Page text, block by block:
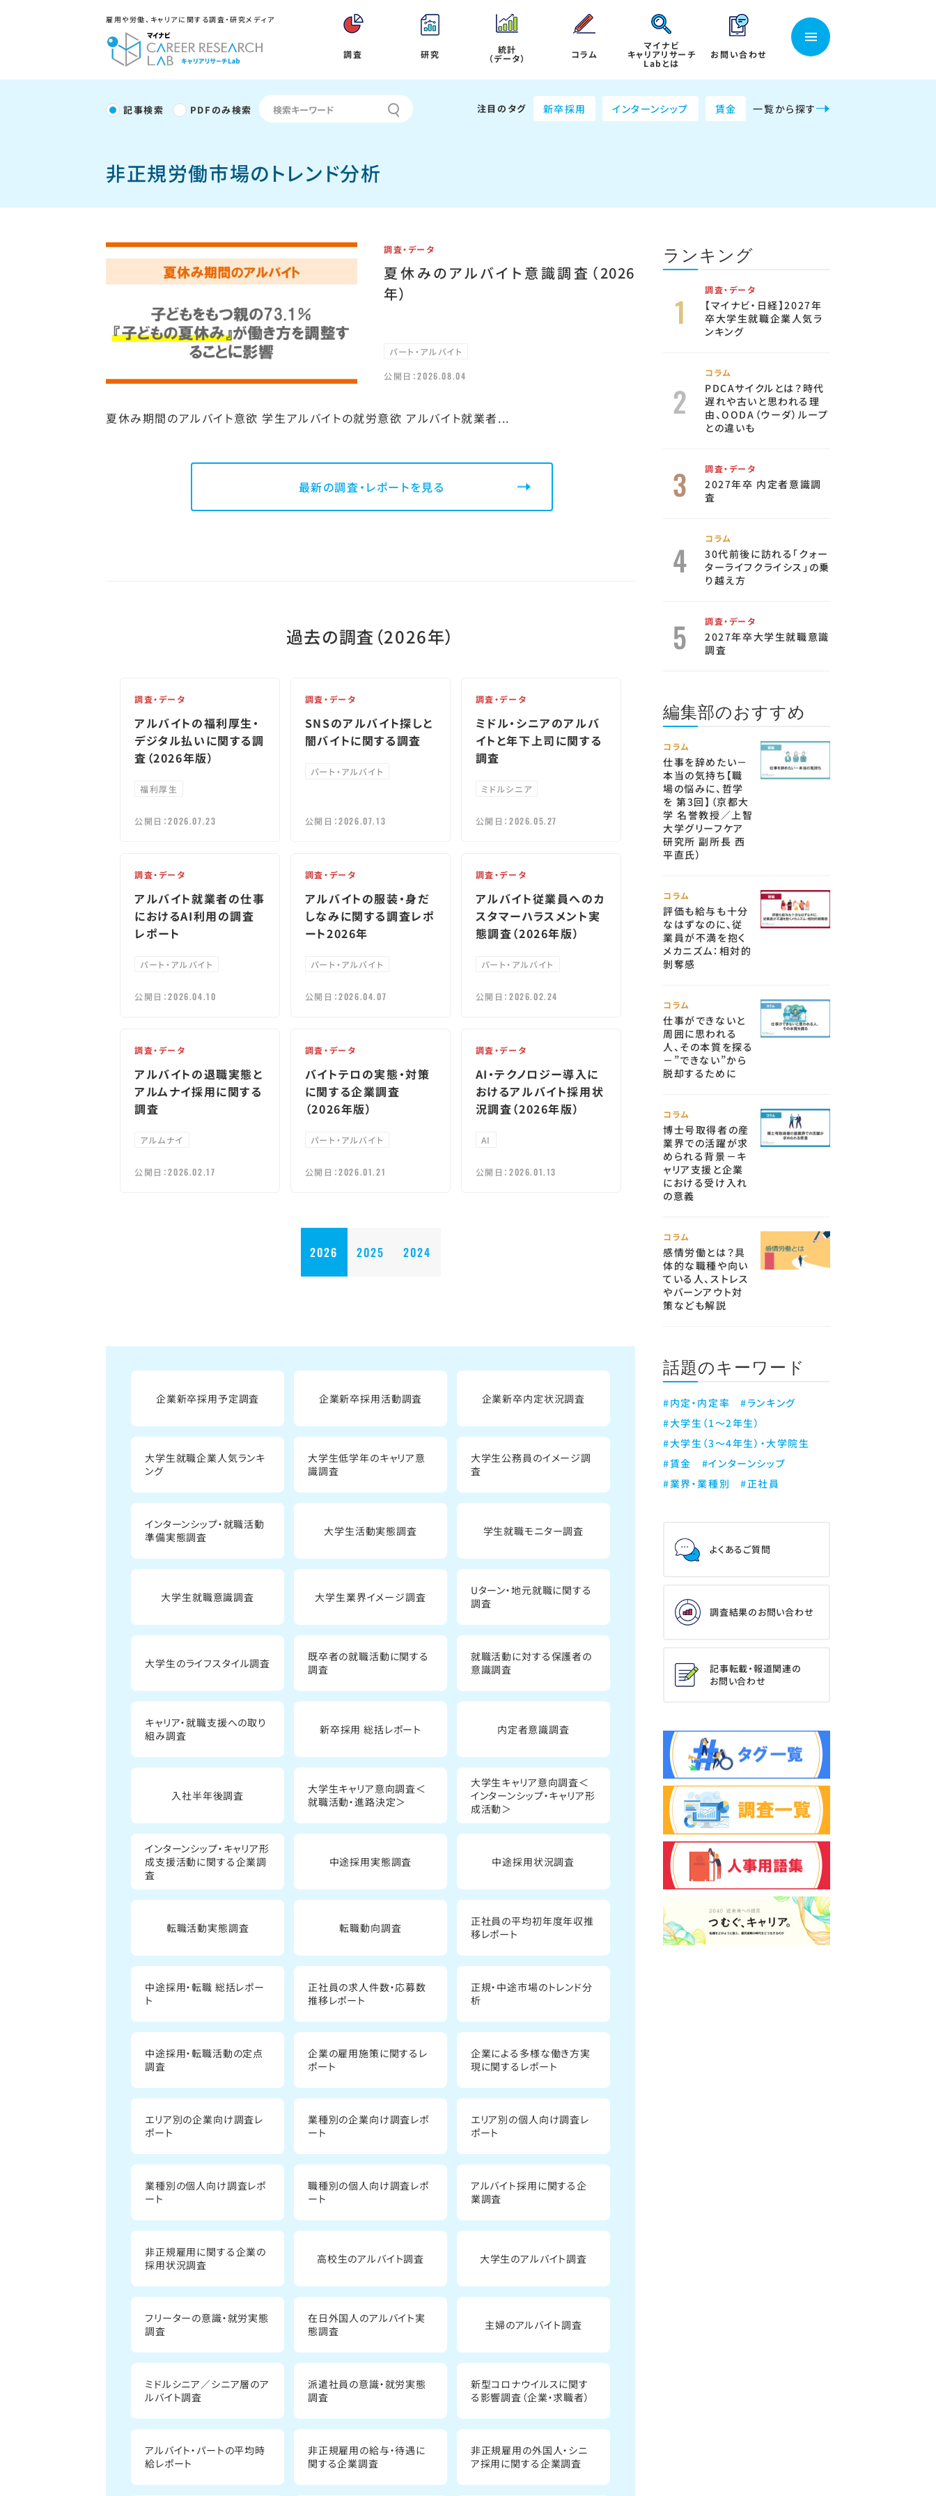
雇用や労働、キャリアに関する調査・研究メディア
調査 研究 統計
（データ） コラム
マイナビ
キャリアリサーチ
Labとは
お問い合わせ
記事検索 PDFのみ検索 注目のタグ 新卒採用 インターンシップ 賃金 一覧から探す
非正規労働市場のトレンド分析
調査・データ
夏休みのアルバイト意識調査（2026
年）
パート・アルバイト
公開日：2026.08.04
夏休み期間のアルバイト意欲 学生アルバイトの就労意欲 アルバイト就業者...
最新の調査・レポートを見る
過去の調査 （2026年）
調査・データ
アルバイトの福利厚生・
デジタル払いに関する調
査（2026年版）
福利厚生
公開日：2026.07.23
調査・データ
SNSのアルバイト探しと
闇バイトに関する調査
パート・アルバイト
公開日：2026.07.13
調査・データ
ミドル・シニアのアルバ
イトと年下上司に関する
調査
ミドルシニア
公開日： 2026.05.27
調査・データ
アルバイト就業者の仕事
におけるAI利用の調査
レポート
パート・アルバイト
公開日：2026.04.10
調査・データ
アルバイトの服装・身だ
しなみに関する調査レポ
ート2026年
パート・アルバイト
公開日：2026.04.07
調査・データ
アルバイト従業員へのカ
スタマーハラスメント実
態調査（2026年版）
パート・アルバイト
公開日： 2026.02.24
調査・データ
アルバイトの退職実態と
アルムナイ採用に関する
調査
アルムナイ
公開日：2026.02.17
調査・データ
バイトテロの実態・対策
に関する企業調査
（2026年版）
パート・アルバイト
公開日：2026.01.21
調査・データ
AI・テクノロジー導入に
おけるアルバイト採用状
況調査（2026年版）
AI
公開日： 2026.01.13
2026 2025 2024
企業新卒採用予定調査 企業新卒採用活動調査 企業新卒内定状況調査
大学生就職企業人気ランキ
ング
大学生低学年のキャリア意
識調査
大学生公務員のイメージ調
査
インターンシップ・就職活動
準備実態調査
大学生活動実態調査 学生就職モニター調査
大学生就職意識調査 大学生業界イメージ調査
Uターン・地元就職に関する
調査
大学生のライフスタイル調査
既卒者の就職活動に関する
調査
就職活動に対する保護者の
意識調査
キャリア・就職支援への取り
組み調査
新卒採用 総括レポート 内定者意識調査
入社半年後調査
大学生キャリア意向調査＜
就職活動・進路決定＞
大学生キャリア意向調査＜
インターンシップ・キャリア形
成活動＞
インターンシップ・キャリア形
成支援活動に関する企業調
査
中途採用実態調査 中途採用状況調査
転職活動実態調査 転職動向調査
正社員の平均初年度年収推
移レポート
中途採用・転職 総括レポー
ト
正社員の求人件数・応募数
推移レポート
正規・中途市場のトレンド分
析
中途採用・転職活動の定点
調査
企業の雇用施策に関するレ
ポート
企業による多様な働き方実
現に関するレポート
エリア別の企業向け調査レ
ポート
業種別の企業向け調査レポ
ート
エリア別の個人向け調査レ
ポート
業種別の個人向け調査レポ
ート
職種別の個人向け調査レポ
ート
アルバイト採用に関する企
業調査
非正規雇用に関する企業の
採用状況調査
高校生のアルバイト調査 大学生のアルバイト調査
フリーターの意識・就労実態
調査
在日外国人のアルバイト実
態調査
主婦のアルバイト調査
ミドルシニア／シニア層のア
ルバイト調査
派遣社員の意識・就労実態
調査
新型コロナウイルスに関す
る影響調査（企業・求職者）
アルバイト・パートの平均時
給レポート
非正規雇用の給与・待遇に
関する企業調査
非正規雇用の外国人・シニ
ア採用に関する企業調査
ランキング
調査・データ
【マイナビ・日経】2027年
卒大学生就職企業人気ラ
ンキング
コラム
PDCAサイクルとは？時代
遅れや古いと思われる理
由、OODA（ウーダ）ループ
との違いも
調査・データ
2027年卒 内定者意識調
査
コラム
30代前後に訪れる「クォー
ターライフクライシス」の乗
り越え方
調査・データ
2027年卒大学生就職意識
調査
編集部のおすすめ
コラム
仕事を辞めたい－
本当の気持ち【職
場の悩みに、哲学
を 第3回】（京都大
学 名誉教授／上智
大学グリーフケア
研究所 副所長 西
平直氏）
コラム
評価も給与も十分
なはずなのに、従
業員が不満を抱く
メカニズム：相対的
剝奪感
コラム
仕事ができないと
周囲に思われる
人、その本質を探る
－”できない”から
脱却するために
コラム
博士号取得者の産
業界での活躍が求
められる背景－キ
ャリア支援と企業
における受け入れ
の意義
コラム
感情労働とは？具
体的な職種や向い
ている人、ストレス
やバーンアウト対
策なども解説
話題のキーワード
#内定・内定率
#ランキング
#大学生（1～2年生）
#大学生（3～4年生）・大学院生
#賃金
#インターンシップ
#業界・業種別
#正社員
よくあるご質問
調査結果のお問い合わせ
記事転載・報道関連の
お問い合わせ